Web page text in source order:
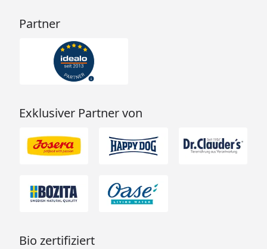
Partner
Exklusiver Partner von
Bio zertifiziert